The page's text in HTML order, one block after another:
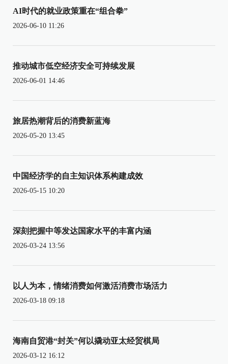
AI时代的就业政策重在“组合拳”
2026-06-10 11:26
推动城市低空经济安全可持续发展
2026-06-01 14:46
旅居热潮背后的消费新蓝海
2026-05-20 13:45
中国经济学的自主知识体系构建成效
2026-05-15 10:20
深刻把握中等发达国家水平的丰富内涵
2026-03-24 13:56
以人为本，情绪消费如何激活消费市场活力
2026-03-18 09:18
海南自贸港“封关”何以撬动亚太经贸棋局
2026-03-12 16:12